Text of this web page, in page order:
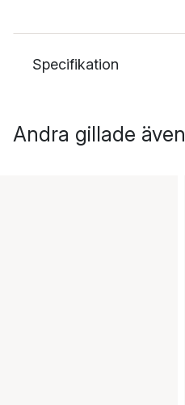
Specifikation
Andra gillade även